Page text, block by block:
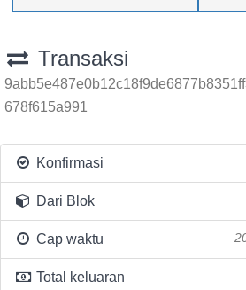
Transaksi
678f615a991
Konfirmasi
Dari Blok
Cap waktu
Total keluaran